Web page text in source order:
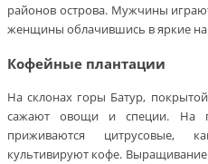
районов острова. Мужчины
женщины облачившись в яркие
Кофейные плантации
На склонах горы Батур,
сажают овощи и специи. На
приживаются цитрусовые,
культивируют кофе.